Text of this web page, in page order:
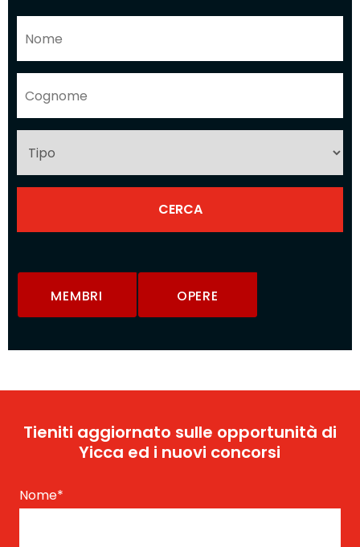
MEMBRI OPERE
Tieniti aggiornato sulle opportunità di
Yicca ed i nuovi concorsi
Nome*